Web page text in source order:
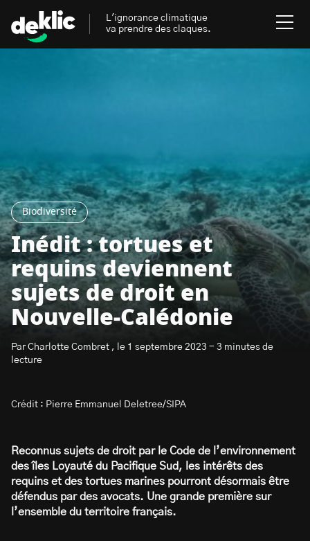
Biodiversité
Inédit : tortues et
requins deviennent
sujets de droit en
Nouvelle-Calédonie
Par Charlotte Combret , le 1 septembre 2023 - 3 minutes de
lecture
Crédit : Pierre Emmanuel Deletree/SIPA
Reconnus sujets de droit par le Code de l’environnement
des îles Loyauté du Pacifique Sud, les intérêts des
requins et des tortues marines pourront désormais être
défendus par des avocats. Une grande première sur
l’ensemble du territoire français.
L'ignorance climatique
va prendre des claques.
Énergies renouvelables
Mobilités durables
Gestes écologiques
Inspiré.es inspirant.es
S’abonner à la newsletter
Les mots clés les plus
recherchés sur Deklic
Transition Écologique deklic kids
interview Volte-face influenceur.se